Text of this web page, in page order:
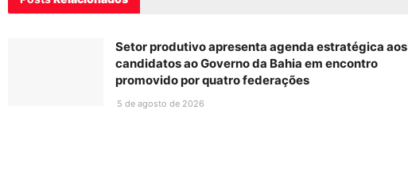
Setor produtivo apresenta agenda estratégica aos
candidatos ao Governo da Bahia em encontro
promovido por quatro federações
5 de agosto de 2026